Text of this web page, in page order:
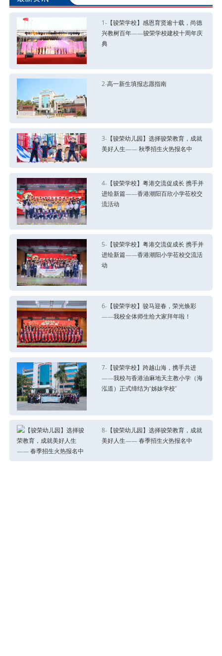
1-【骏荣学校】感恩育贤逾十载，尚德
兴教树百年——骏荣学校建校十周年庆
典
2-高一新生填报志愿指南
3-【骏荣幼儿园】选择骏荣教育，成就
美好人生—— 秋季招生火热报名中
4-【骏荣学校】粤港交流促成长 携手并
进绘新篇——香港潮阳百欣小学莅校交
流活动
5-【骏荣学校】粤港交流促成长 携手并
进绘新篇——香港潮阳小学莅校交流活
动
6-【骏荣学校】骏马迎春，荣光焕彩
——我校全体师生给大家拜年啦！
7-【骏荣学校】跨越山海，携手共进
——我校与香港油麻地天主教小学（海
泓道）正式缔结为“姊妹学校”
8-【骏荣幼儿园】选择骏荣教育，成就
美好人生—— 春季招生火热报名中